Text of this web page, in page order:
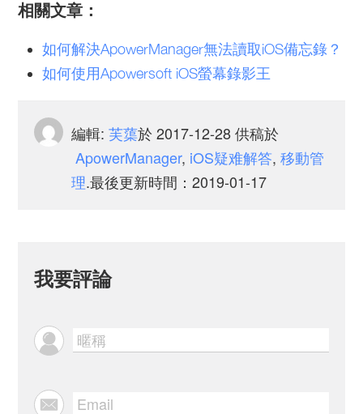
相關文章：
如何解決ApowerManager無法讀取iOS備忘錄？
如何使用Apowersoft iOS螢幕錄影王
編輯: 芙蕖於2017-12-28 供稿於
ApowerManager, iOS疑难解答,移動管
理.最後更新時間：2019-01-17
我要評論